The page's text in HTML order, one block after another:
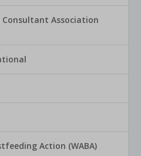
Association
Action (WABA)